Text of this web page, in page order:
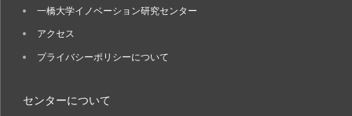
一橋大学イノベーション研究センター
アクセス
プライバシーポリシーについて
センターについて